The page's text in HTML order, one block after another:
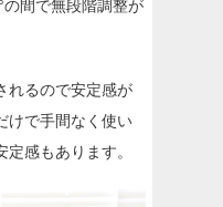
間で無段階調整が
れるので安定感が
けで手間なく使い
感もあります。